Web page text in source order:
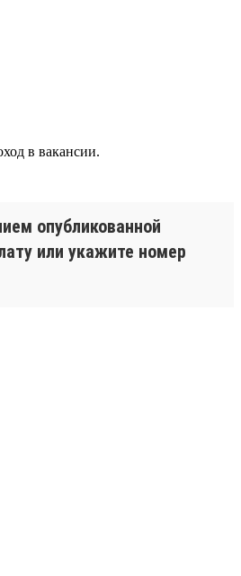
в вакансии.
опубликованной
или укажите номер